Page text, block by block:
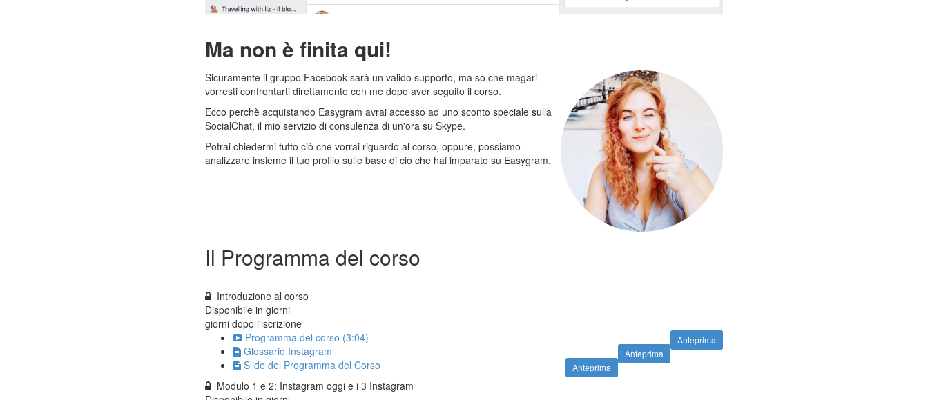
Ma non è finita qui!
Sicuramente il gruppo Facebook sarà un valido supporto, ma so che magari
vorresti confrontarti direttamente con me dopo aver seguito il corso.
Ecco perchè acquistando Easygram avrai accesso ad uno sconto speciale sulla
SocialChat, il mio servizio di consulenza di un'ora su Skype.
Potrai chiedermi tutto ciò che vorrai riguardo al corso, oppure, possiamo
analizzare insieme il tuo profilo sulle base di ciò che hai imparato su Easygram.
Il Programma del corso
Introduzione al corso
Disponibile in giorni
giorni dopo l'iscrizione
Anteprima
Programma del corso (3:04)
Anteprima
Glossario Instagram
Anteprima
Slide del Programma del Corso
Modulo 1 e 2: Instagram oggi e i 3 Instagram